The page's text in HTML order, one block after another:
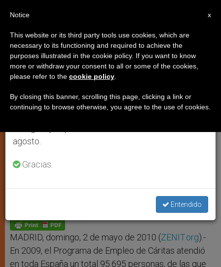
El programa de empleo de
Cáritas España da trabajo a casi
15 mil personas
Atiende a casi cien mil personas
MAYO 02, 2010 00:00
a
p
p
s
g
e
r
c
o
k
i
r
a
MADRID, domingo, 2 de mayo de 2010 (ZENIT.org).-
En 2009, el Programa de Empleo de Cáritas atendió
en toda España un total 95.695 personas, de las que
×
Aviso importante
Del 27 de julio al 7 de agosto haremos la pausa
anual, aprovechando que en el periodo de verano
se generan menos informaciones y también el
agosto.
Gracias.
Entendido
x
Notice
This website or its third party tools use cookies, which are
necessary to its functioning and required to achieve the
purposes illustrated in the cookie policy. If you want to know
more or withdraw your consent to all or some of the cookies,
please refer to the cookie policy
By closing this banner, scrolling this page, clicking a link or
continuing to browse otherwise, you agree to the use of cookies.